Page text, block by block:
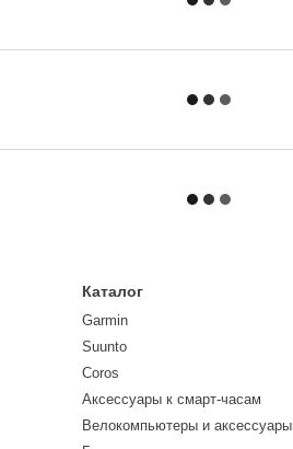
Каталог
Garmin
Suunto
Coros
Аксессуары к смарт-часам
Велокомпьютеры и аксессуары